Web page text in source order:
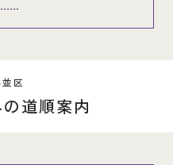
区
道順案内